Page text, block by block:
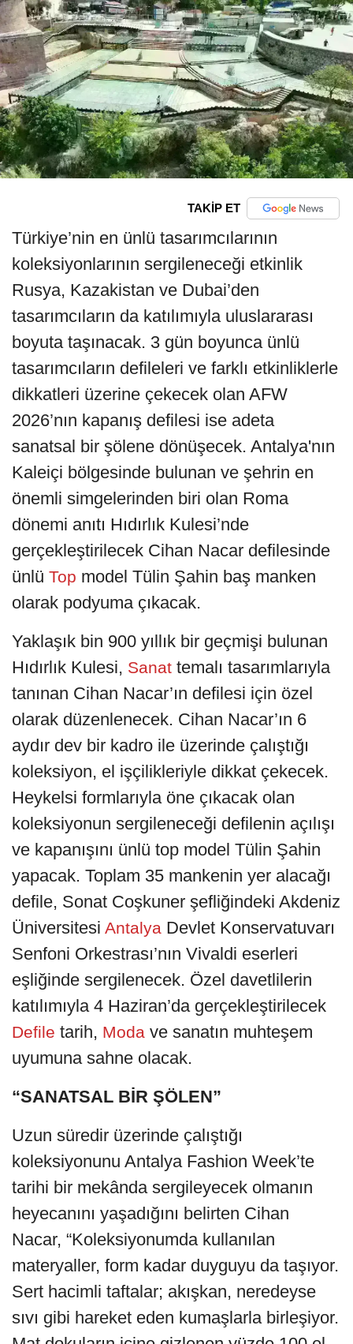
TAKİP ET
Türkiye’nin en ünlü tasarımcılarının
koleksiyonlarının sergileneceği etkinlik
Rusya, Kazakistan ve Dubai’den
tasarımcıların da katılımıyla uluslararası
boyuta taşınacak. 3 gün boyunca ünlü
tasarımcıların defileleri ve farklı etkinliklerle
dikkatleri üzerine çekecek olan AFW
2026’nın kapanış defilesi ise adeta
sanatsal bir şölene dönüşecek. Antalya'nın
Kaleiçi bölgesinde bulunan ve şehrin en
önemli simgelerinden biri olan Roma
dönemi anıtı Hıdırlık Kulesi’nde
gerçekleştirilecek Cihan Nacar defilesinde
ünlü Top model Tülin Şahin baş manken
olarak podyuma çıkacak.
Yaklaşık bin 900 yıllık bir geçmişi bulunan
Hıdırlık Kulesi, Sanat temalı tasarımlarıyla
tanınan Cihan Nacar’ın defilesi için özel
olarak düzenlenecek. Cihan Nacar’ın 6
aydır dev bir kadro ile üzerinde çalıştığı
koleksiyon, el işçilikleriyle dikkat çekecek.
Heykelsi formlarıyla öne çıkacak olan
koleksiyonun sergileneceği defilenin açılışı
ve kapanışını ünlü top model Tülin Şahin
yapacak. Toplam 35 mankenin yer alacağı
defile, Sonat Coşkuner şefliğindeki Akdeniz
Üniversitesi Antalya Devlet Konservatuvarı
Senfoni Orkestrası’nın Vivaldi eserleri
eşliğinde sergilenecek. Özel davetlilerin
katılımıyla 4 Haziran’da gerçekleştirilecek
Defile tarih, Moda ve sanatın muhteşem
uyumuna sahne olacak.
“SANATSAL BİR ŞÖLEN”
Uzun süredir üzerinde çalıştığı
koleksiyonunu Antalya Fashion Week’te
tarihi bir mekânda sergileyecek olmanın
heyecanını yaşadığını belirten Cihan
Nacar, “Koleksiyonumda kullanılan
materyaller, form kadar duyguyu da taşıyor.
Sert hacimli taftalar; akışkan, neredeyse
sıvı gibi hareket eden kumaşlarla birleşiyor.